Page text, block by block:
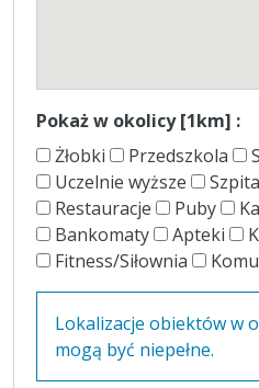
Pokaż w okolicy [1km] :
Żłobki
Przedszkola
Uczelnie wyższe
Restauracje
Puby
Bankomaty
Apteki
Fitness/Siłownia
Lokalizacje obiektów w
mogą być niepełne.